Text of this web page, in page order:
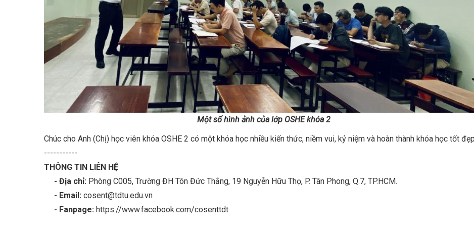
Một số hình ảnh của lớp OSHE khóa 2
Chúc cho Anh (Chị) học viên khóa OSHE 2 có một khóa học nhiều kiến thức, niềm vui, kỷ niệm và hoàn thành khóa học tốt
-----------
THÔNG TIN LIÊN HỆ
- Địa chỉ: Phòng C005, Trường ĐH Tôn Đức Thắng, 19 Nguyễn Hữu Thọ, P. Tân Phong, Q.7, TP.HCM.
- Email: cosent@tdtu.edu.vn
- Fanpage: https://www.facebook.com/cosenttdt